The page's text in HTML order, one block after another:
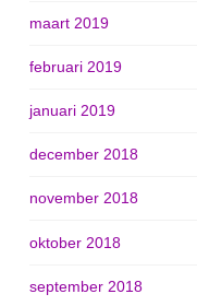
maart 2019
februari 2019
januari 2019
december 2018
november 2018
oktober 2018
september 2018